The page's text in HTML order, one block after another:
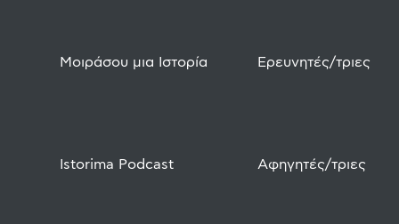
Μοιράσου μια Ιστορία
Istorima Podcast
Ερευνητές/τριες
Αφηγητές/τριες